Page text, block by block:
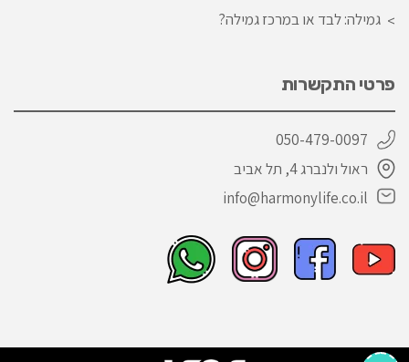
גמילה: לבד או במרכז גמילה?
פרטי התקשרות
050-479-0097
ראול ולנברג 4, תל אביב
info@harmonylife.co.il